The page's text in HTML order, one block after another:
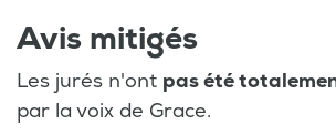
Avis mitigés
Les jurés n'ont pas été
par la voix de Grace.